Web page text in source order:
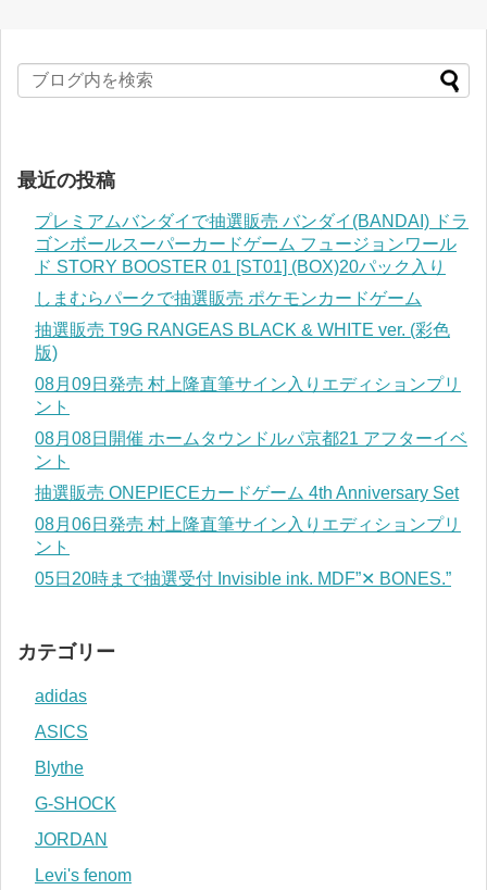
最近の投稿
プレミアムバンダイで抽選販売 バンダイ(BANDAI) ドラ
ゴンボールスーパーカードゲーム フュージョンワール
ド STORY BOOSTER 01 [ST01] (BOX)20パック入り
しまむらパークで抽選販売 ポケモンカードゲーム
抽選販売 T9G RANGEAS BLACK & WHITE ver. (彩色
版)
08月09日発売 村上隆直筆サイン入りエディションプリ
ント
08月08日開催 ホームタウンドルパ京都21 アフターイベ
ント
抽選販売 ONEPIECEカードゲーム 4th Anniversary Set
08月06日発売 村上隆直筆サイン入りエディションプリ
ント
05日20時まで抽選受付 Invisible ink. MDF”✕ BONES.”
カテゴリー
adidas
ASICS
Blythe
G-SHOCK
JORDAN
Levi's fenom